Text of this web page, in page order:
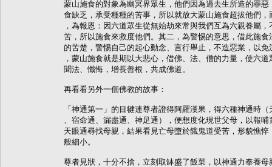
蒙山施食的對象為幽冥界眾生，他們因為過去生所造的罪
食缺乏，承受種種的苦事，所以就放大蒙山施食超拔他們
，為報恩：因六道眾生從無始劫來常與我們互為六親眷屬
苦，所以施食來救度他們。其二，為警惕的意思，借此施
的苦楚，警惕自己的起心動念、言行舉止，不造惡業，以
，蒙山施食就是期以大悲心，借佛、法、僧的力量，使六
聞法、懺悔，增長善根，共成佛道。
再看看另外一個佛教的故事：
「神通第一」的目犍連尊者證得阿羅漢果，得六種神通時
、宿命通、漏盡通、神足通），便想度化現世父母，以報
天眼通尋找母親，結果看見亡母墮於餓鬼道受苦，形貌憔
般細小。
尊者見狀，十分不捨，立刻取缽盛了飯菜，以神通力奉養